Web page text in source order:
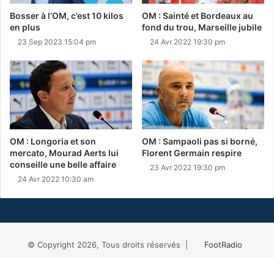
Bosser à l’OM, c’est 10 kilos
en plus
23 Sep 2023 15:04 pm
OM : Sainté et Bordeaux au
fond du trou, Marseille jubile
24 Avr 2022 19:30 pm
OM : Longoria et son
mercato, Mourad Aerts lui
conseille une belle affaire
24 Avr 2022 10:30 am
OM : Sampaoli pas si borné,
Florent Germain respire
23 Avr 2022 19:30 pm
© Copyright 2026, Tous droits réservés | FootRadio